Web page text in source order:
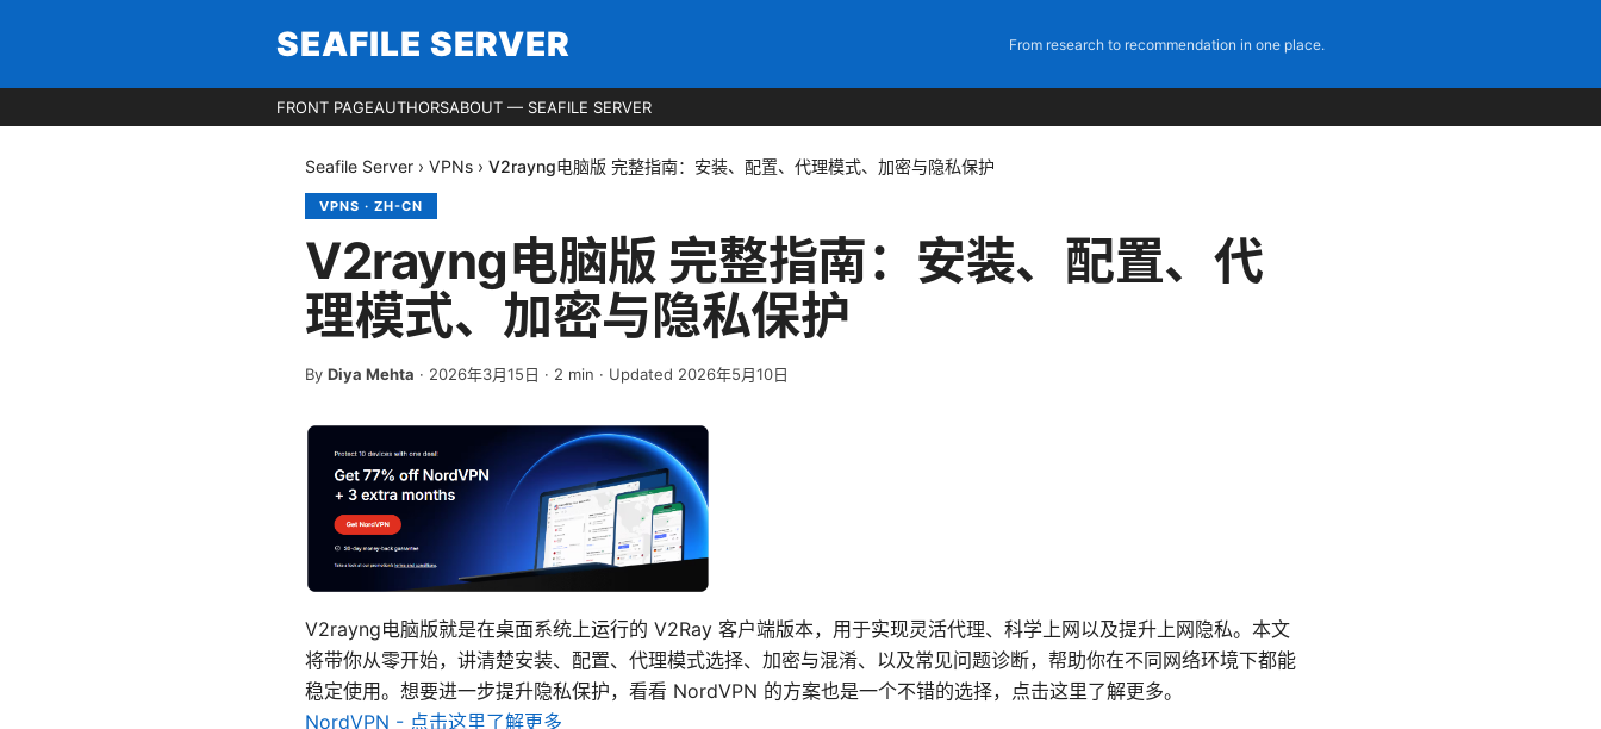
SEAFILE SERVER From research to recommendation in one place.
FRONT PAGEAUTHORSABOUT — SEAFILE SERVER
Seafile Server › VPNs › V2rayng电脑版 完整指南：安装、配置、代理模式、加密与隐私保护
VPNS · ZH-CN
V2rayng电脑版 完整指南：安装、配置、代
理模式、加密与隐私保护
By Diya Mehta · 2026年3月15日 · 2 min · Updated 2026年5月10日
V2rayng电脑版就是在桌面系统上运行的 V2Ray 客户端版本，用于实现灵活代理、科学上网以及提升上网隐私。本文
将带你从零开始，讲清楚安装、配置、代理模式选择、加密与混淆、以及常见问题诊断，帮助你在不同网络环境下都能
稳定使用。想要进一步提升隐私保护，看看 NordVPN 的方案也是一个不错的选择，点击这里了解更多。
NordVPN - 点击这里了解更多